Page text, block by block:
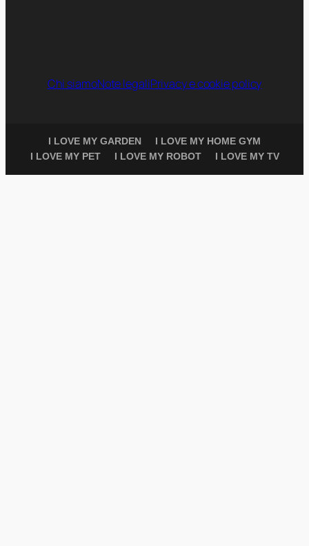
Chi siamoNote legaliPrivacy e cookie policy
I LOVE MY GARDEN
I LOVE MY HOME GYM
I LOVE MY PET
I LOVE MY ROBOT I LOVE MY TV